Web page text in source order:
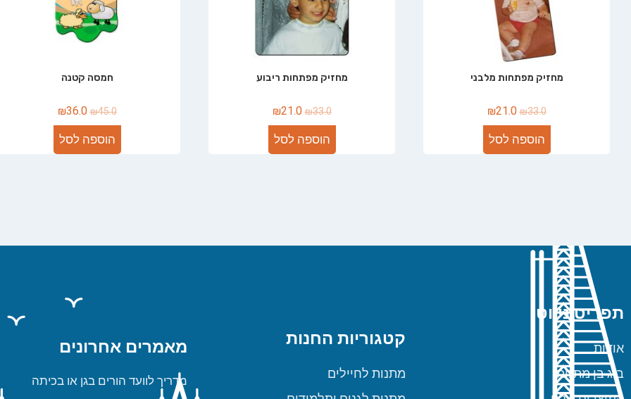
מחזיק מפתחות מלבני
₪33.0
₪21.0
הוספה לסל
מחזיק מפתחות ריבוע
₪33.0
₪21.0
הוספה לסל
חמסה קטנה
₪45.0
₪36.0
הוספה לסל
תפריט ניווט
אודות
ביג בן מתנות
קטגוריות החנות
מתנות לחיילים
מאמרים אחרונים
מדריך לוועד הורים בגן או בכיתה